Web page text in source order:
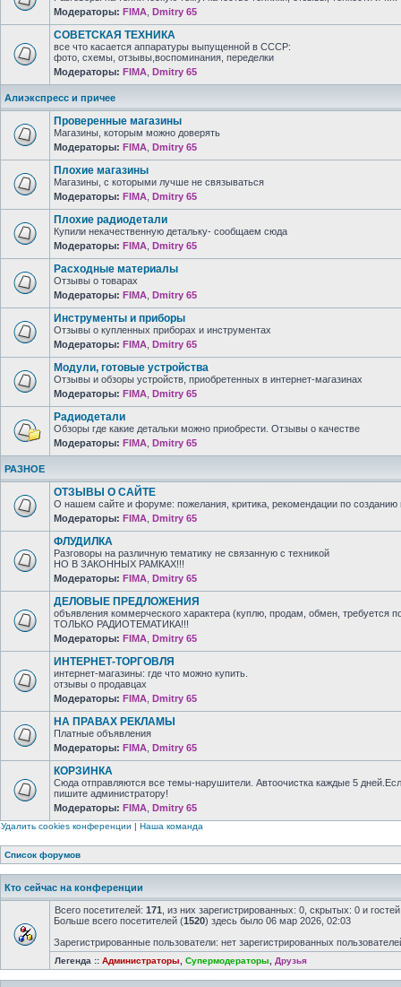
Модераторы: FIMA Dmitry 65
СОВЕТСКАЯ ТЕХНИКА
все что касается аппаратуры выпущенной в СССР:
фото, схемы, отзывы,воспоминания, переделки
Модераторы: FIMA Dmitry 65
Алиэкспресс и причее
Проверенные магазины
Магазины, которым можно доверять
Модераторы: FIMA Dmitry 65
Плохие магазины
Магазины, с которыми лучше не связываться
Модераторы: FIMA Dmitry 65
Плохие радиодетали
Купили некачественную детальку- сообщаем сюда
Модераторы: FIMA Dmitry 65
Расходные материалы
Отзывы о товарах
Модераторы: FIMA Dmitry 65
Инструменты и приборы
Отзывы о купленных приборах и инструментах
Модераторы: FIMA Dmitry 65
Модули, готовые устройства
Отзывы и обзоры устройств, приобретенных в интернет-магазинах
Модераторы: FIMA Dmitry 65
Радиодетали
Обзоры где какие детальки можно приобрести. Отзывы о качестве
Модераторы: FIMA Dmitry 65
РАЗНОЕ
ОТЗЫВЫ О САЙТЕ
О нашем сайте и форуме: пожелания, критика, рекомендации по созданию
Модераторы: FIMA Dmitry 65
ФЛУДИЛКА
Разговоры на различную тематику не связанную с техникой
НО В ЗАКОННЫХ РАМКАХ!!!
Модераторы: FIMA Dmitry 65
ДЕЛОВЫЕ ПРЕДЛОЖЕНИЯ
объявления коммерческого характера (куплю, продам, обмен, требуется
ТОЛЬКО РАДИОТЕМАТИКА!!!
Модераторы: FIMA Dmitry 65
ИНТЕРНЕТ-ТОРГОВЛЯ
интернет-магазины: где что можно купить.
отзывы о продавцах
Модераторы: FIMA Dmitry 65
НА ПРАВАХ РЕКЛАМЫ
Платные объявления
Модераторы: FIMA Dmitry 65
КОРЗИНКА
Сюда отправляются все темы-нарушители. Автоочистка каждые 5
пишите администратору!
Модераторы: FIMA Dmitry 65
Удалить cookies конференции | Наша команда
Список форумов
Кто сейчас на конференции
Всего посетителей: 171 , из них зарегистрированных: 0, скрытых: 0 и
Больше всего посетителей (1520) здесь было 06 мар 2026, 02:03
Зарегистрированные пользователи: нет зарегистрированных
Легенда :: Администраторы Супермодераторы Друзья